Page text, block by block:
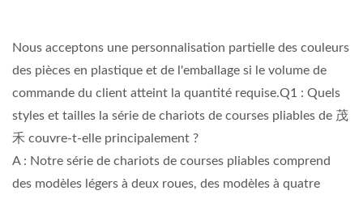
Nous acceptons une personnalisation partielle des couleurs
des pièces en plastique et de l'emballage si le volume de
commande du client atteint la quantité requise.Q1 : Quels
styles et tailles la série de chariots de courses pliables de 茂
禾 couvre-t-elle principalement ?
A : Notre série de chariots de courses pliables comprend
des modèles légers à deux roues, des modèles à quatre